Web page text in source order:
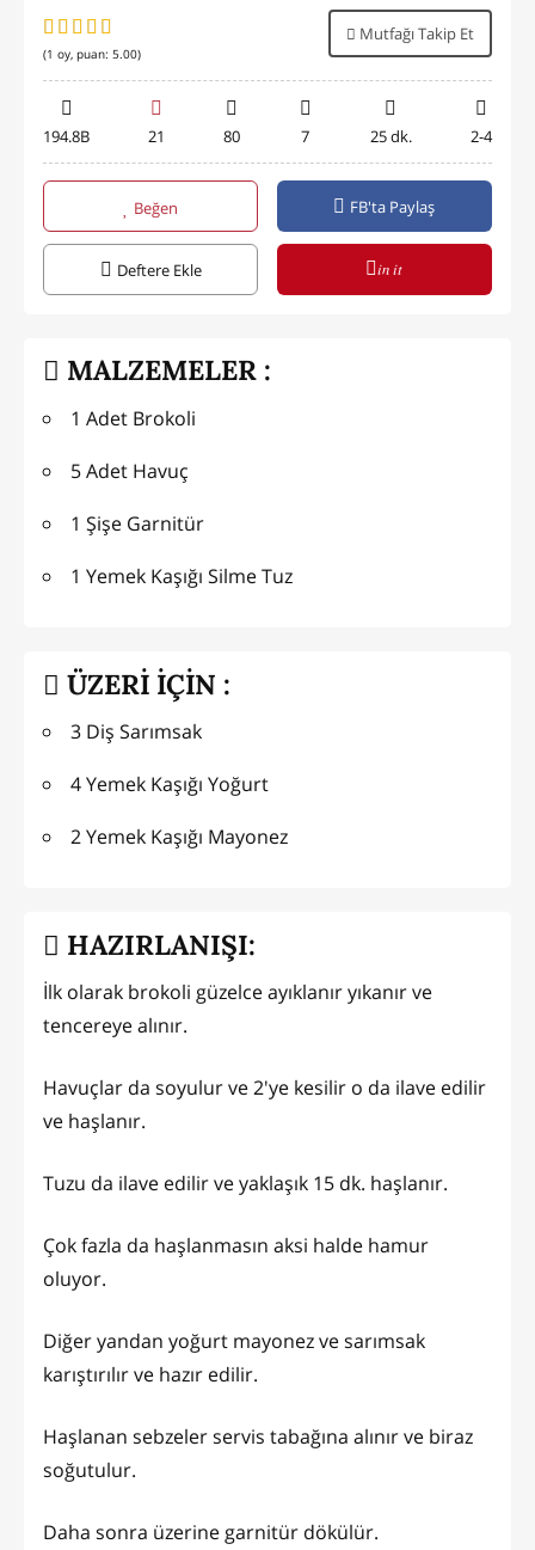
(1 oy, puan: 5.00)
Mutfağı Takip Et
194.8B 21 80 7 25 dk. 2-4
Beğen FB'ta Paylaş
Deftere Ekle in it
MALZEMELER :
1 Adet Brokoli
5 Adet Havuç
1 Şişe Garnitür
1 Yemek Kaşığı Silme Tuz
ÜZERİ İÇİN :
3 Diş Sarımsak
4 Yemek Kaşığı Yoğurt
2 Yemek Kaşığı Mayonez
HAZIRLANIŞI:
İlk olarak brokoli güzelce ayıklanır yıkanır ve
tencereye alınır.
Havuçlar da soyulur ve 2'ye kesilir o da ilave edilir
ve haşlanır.
Tuzu da ilave edilir ve yaklaşık 15 dk. haşlanır.
Çok fazla da haşlanmasın aksi halde hamur
oluyor.
Diğer yandan yoğurt mayonez ve sarımsak
karıştırılır ve hazır edilir.
Haşlanan sebzeler servis tabağına alınır ve biraz
soğutulur.
Daha sonra üzerine garnitür dökülür.